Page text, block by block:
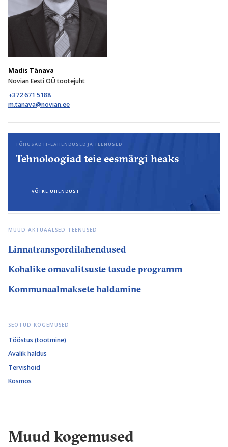
Madis Tänava
Novian Eesti OÜ tootejuht
+372 671 5188
TÕHUSAD IT-LAHENDUSED JA TEENUSED
Tehnoloogiad teie eesmärgi heaks
VÕTKE ÜHENDUST
MUUD AKTUAALSED TEENUSED
Linnatranspordilahendused
Kohalike omavalitsuste tasude programm
Kommunaalmaksete haldamine
SEOTUD KOGEMUSED
Tööstus (tootmine)
Avalik haldus
Tervishoid
Kosmos
Muud kogemused